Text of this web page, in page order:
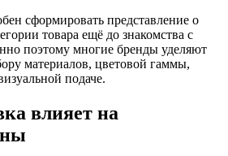
сформировать представление о
товара ещё до знакомства с
поэтому многие бренды уделяют
материалов, цветовой гаммы,
подаче.
влияет на